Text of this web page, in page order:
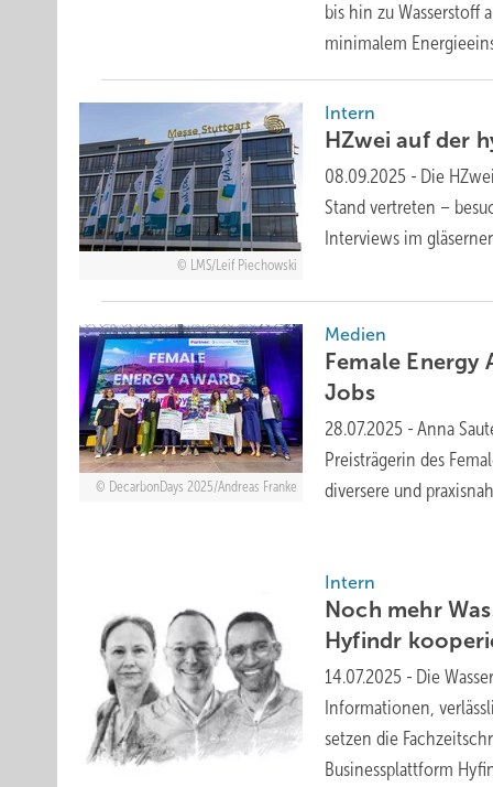
bis hin zu
minimalem
LMS/Leif Piechowski
Intern
HZwei auf der
08.09.2025 - Die
Stand vertreten –
Interviews im
DecarbonDays 2025/Andreas Franke
Medien
Female
Jobs
28.07.2025 - Anna
Preisträgerin des
diversere und
Intern
Noch mehr
Hyfindr
14.07.2025 - Die
Informationen,
setzen die
Businessplattform